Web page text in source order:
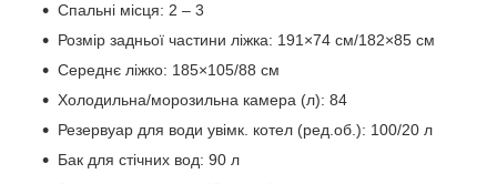
Спальні місця: 2 – 3
Розмір задньої частини ліжка: 191×74 см/182×85 см
Середнє ліжко: 185×105/88 см
Холодильна/морозильна камера (л): 84
Резервуар для води увімк. котел (ред.об.): 100/20 л
Бак для стічних вод: 90 л